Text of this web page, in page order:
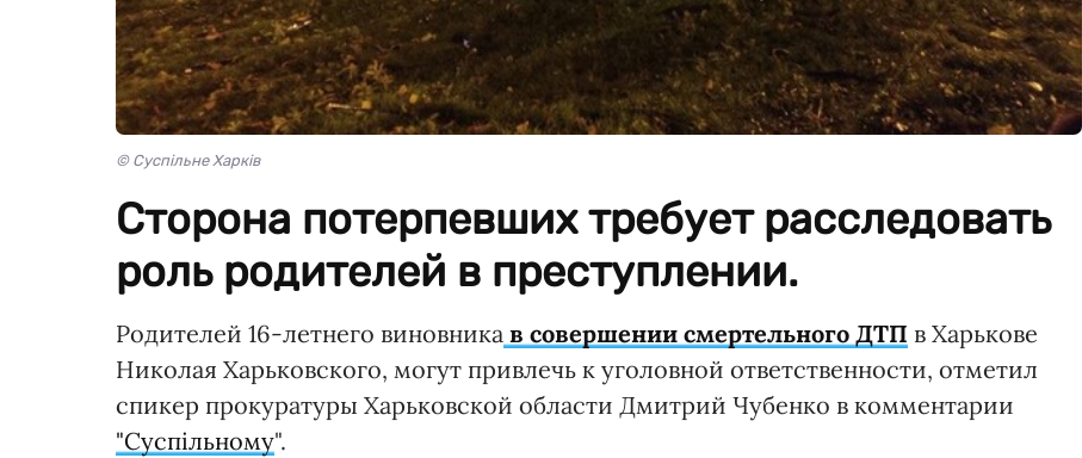
© Суспільне Харків
Сторона потерпевших требует расследовать
роль родителей в преступлении.
Родителей 16-летнего виновника в совершении смертельного ДТП в Харькове
Николая Харьковского, могут привлечь к уголовной ответственности, отметил
спикер прокуратуры Харьковской области Дмитрий Чубенко в комментарии
"Суспільному".